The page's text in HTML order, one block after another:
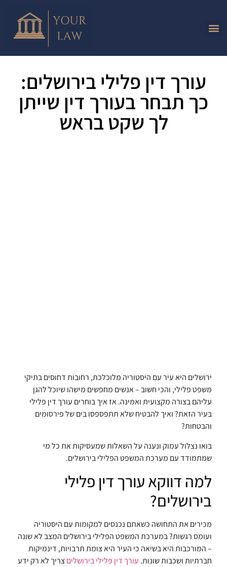
עורך דין פלילי בירושלים:
כך תבחר בעורך דין שייתן
לך שקט בראש
ירושלים היא עיר עם היסטוריה מלוכלכת, רחובות דחוסים בתיקי
משפט פלילי, והכי חשוב – אנשים מחפשים מישהו שיוכל להגן
עליהם בצורה מקצועית ואמינה. אז איך בוחרים עורך דין פלילי
בעיר הזאת? ואיך להבטיח שלא תתפספסו בים של פירסומים
והבטחות?
בואו נצלול עמוק ונענה על השאלות שמעסיקות את כל מי
שמתמודד עם מערכת המשפט הפלילי בירושלים.
למה דווקא עורך דין פלילי
בירושלים?
מכירים את התחושה כשאתם נכנסים למקומות עם היסטוריה
ועומס רגשות? במערכת המשפט הפלילי בירושלים המצב לא שונה
– המורכבות היא בשיאה כי העיר היא צומת תרבויות, דינמיקות
חברתיות ושכבות שונות. עורך דין פלילי בירושליםצריך לא רק ידע